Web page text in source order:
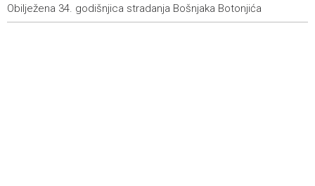
Obilježena 34. godišnjica stradanja Bošnjaka Botonjića